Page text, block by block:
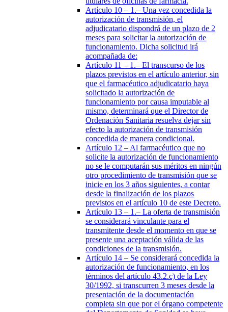
Artículo 10 – 1.– Una vez concedida la
autorización de transmisión, el
adjudicatario dispondrá de un plazo de 2
meses para solicitar la autorización de
funcionamiento. Dicha solicitud irá
acompañada de:
Artículo 11 – 1.– El transcurso de los
plazos previstos en el artículo anterior, sin
que el farmacéutico adjudicatario haya
solicitado la autorización de
funcionamiento por causa imputable al
mismo, determinará que el Director de
Ordenación Sanitaria resuelva dejar sin
efecto la autorización de transmisión
concedida de manera condicional.
Artículo 12 – Al farmacéutico que no
solicite la autorización de funcionamiento
no se le computarán sus méritos en ningún
otro procedimiento de transmisión que se
inicie en los 3 años siguientes, a contar
desde la finalización de los plazos
previstos en el artículo 10 de este Decreto.
Artículo 13 – 1.– La oferta de transmisión
se considerará vinculante para el
transmitente desde el momento en que se
presente una aceptación válida de las
condiciones de la transmisión.
Artículo 14 – Se considerará concedida la
autorización de funcionamiento, en los
términos del artículo 43.2.c) de la Ley
30/1992, si transcurren 3 meses desde la
presentación de la documentación
completa sin que por el órgano competente